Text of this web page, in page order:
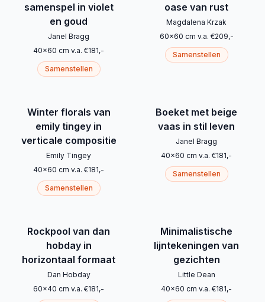
samenspel in violet
en goud
Janel Bragg
40x60 cm v.a. €181,-
Samenstellen
oase van rust
Magdalena Krzak
60x60 cm v.a. €209,-
Samenstellen
Winter florals van
emily tingey in
verticale compositie
Emily Tingey
40x60 cm v.a. €181,-
Samenstellen
Boeket met beige
vaas in stil leven
Janel Bragg
40x60 cm v.a. €181,-
Samenstellen
Rockpool van dan
hobday in
horizontaal formaat
Dan Hobday
60x40 cm v.a. €181,-
Minimalistische
lijntekeningen van
gezichten
Little Dean
40x60 cm v.a. €181,-